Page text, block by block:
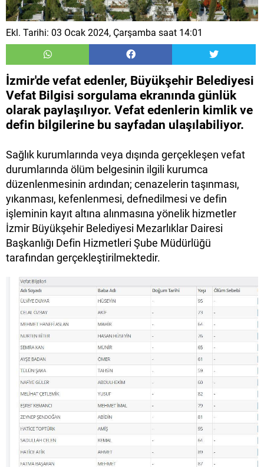
Ekl. Tarihi: 03 Ocak 2024, Çarşamba saat 14:01
İzmir'de vefat edenler, Büyükşehir Belediyesi
Vefat Bilgisi sorgulama ekranında günlük
olarak paylaşılıyor. Vefat edenlerin kimlik ve
defin bilgilerine bu sayfadan ulaşılabiliyor.
Sağlık kurumlarında veya dışında gerçekleşen vefat
durumlarında ölüm belgesinin ilgili kurumca
düzenlenmesinin ardından; cenazelerin taşınması,
yıkanması, kefenlenmesi, defnedilmesi ve defin
işleminin kayıt altına alınmasına yönelik hizmetler
İzmir Büyükşehir Belediyesi Mezarlıklar Dairesi
Başkanlığı Defin Hizmetleri Şube Müdürlüğü
tarafından gerçekleştirilmektedir.